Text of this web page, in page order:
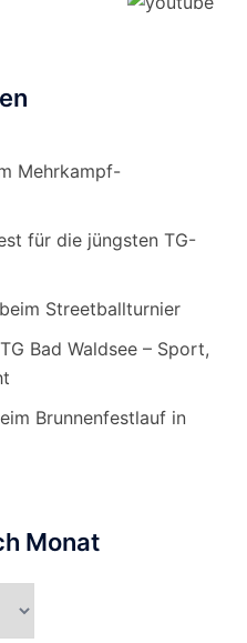
Mehrkampf-
für die jüngsten TG-
Streetballturnier
Bad Waldsee – Sport,
Brunnenfestlauf in
Monat